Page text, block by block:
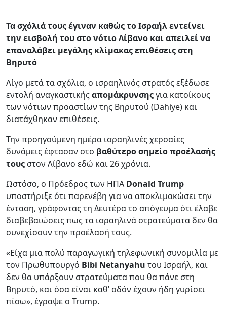
Τα σχόλιά τους έγιναν καθώς το Ισραήλ εντείνει
την εισβολή του στο νότιο Λίβανο και απειλεί να
επαναλάβει μεγάλης κλίμακας επιθέσεις στη
Βηρυτό
Λίγο μετά τα σχόλια, ο ισραηλινός στρατός εξέδωσε
εντολή αναγκαστικήςαπομάκρυνσηςγια κατοίκους
των νότιων προαστίων της Βηρυτού (Dahiye) και
διατάχθηκαν επιθέσεις.
Την προηγούμενη ημέρα ισραηλινές χερσαίες
δυνάμεις έφτασαν στο βαθύτερο σημείο προέλασής
τους στον Λίβανο εδώ και 26 χρόνια.
Ωστόσο, ο Πρόεδρος των ΗΠΑ Donald Trump
υποστήριξε ότι παρενέβη για να αποκλιμακώσει την
ένταση, γράφοντας τη Δευτέρα το απόγευμα ότι έλαβε
διαβεβαιώσεις πως τα ισραηλινά στρατεύματα δεν θα
συνεχίσουν την προέλασή τους.
«Είχα μια πολύ παραγωγική τηλεφωνική συνομιλία με
τον Πρωθυπουργό Bibi Netanyahu του Ισραήλ, και
δεν θα υπάρξουν στρατεύματα που θα πάνε στη
Βηρυτό, και όσα είναι καθ’ οδόν έχουν ήδη γυρίσει
πίσω», έγραψε ο Trump.